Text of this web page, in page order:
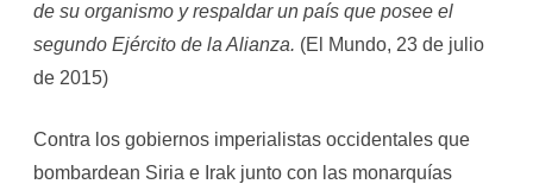
de su organismo y respaldar un país que posee el
segundo Ejército de la Alianza. (El Mundo, 23 de julio
de 2015)
Contra los gobiernos imperialistas occidentales que
bombardean Siria e Irak junto con las monarquías